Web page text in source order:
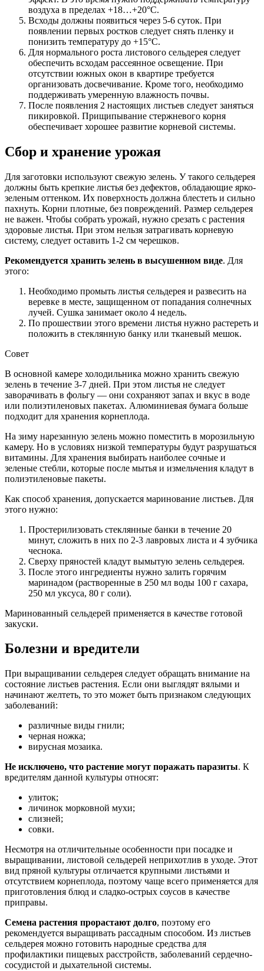
воздуха в пределах +18…+20°C.
Всходы должны появиться через 5-6 суток. При
появлении первых ростков следует снять пленку и
понизить температуру до +15°C.
Для нормального роста листового сельдерея следует
обеспечить всходам рассеянное освещение. При
отсутствии южных окон в квартире требуется
организовать досвечивание. Кроме того, необходимо
поддерживать умеренную влажность почвы.
После появления 2 настоящих листьев следует заняться
пикировкой. Прищипывание стержневого корня
обеспечивает хорошее развитие корневой системы.
Сбор и хранение урожая
Для заготовки используют свежую зелень. У такого сельдерея
должны быть крепкие листья без дефектов, обладающие ярко-
зеленым оттенком. Их поверхность должна блестеть и сильно
пахнуть. Корни плотные, без повреждений. Размер сельдерея
не важен. Чтобы собрать урожай, нужно срезать с растения
здоровые листья. При этом нельзя затрагивать корневую
систему, следует оставить 1-2 см черешков.
Рекомендуется хранить зелень в высушенном виде. Для
этого:
Необходимо промыть листья сельдерея и развесить на
веревке в месте, защищенном от попадания солнечных
лучей. Сушка занимает около 4 недель.
По прошествии этого времени листья нужно растереть и
положить в стеклянную банку или тканевый мешок.
Совет
В основной камере холодильника можно хранить свежую
зелень в течение 3-7 дней. При этом листья не следует
заворачивать в фольгу — они сохраняют запах и вкус в воде
или полиэтиленовых пакетах. Алюминиевая бумага больше
подходит для хранения корнеплода.
На зиму нарезанную зелень можно поместить в морозильную
камеру. Но в условиях низкой температуры будут разрушаться
витамины. Для хранения выбирать наиболее сочные и
зеленые стебли, которые после мытья и измельчения кладут в
полиэтиленовые пакеты.
Как способ хранения, допускается маринование листьев. Для
этого нужно:
Простерилизовать стеклянные банки в течение 20
минут, сложить в них по 2-3 лавровых листа и 4 зубчика
чеснока.
Сверху пряностей кладут вымытую зелень сельдерея.
После этого ингредиенты нужно залить горячим
маринадом (растворенные в 250 мл воды 100 г сахара,
250 мл уксуса, 80 г соли).
Маринованный сельдерей применяется в качестве готовой
закуски.
Болезни и вредители
При выращивании сельдерея следует обращать внимание на
состояние листьев растения. Если они выглядят вялыми и
начинают желтеть, то это может быть признаком следующих
заболеваний:
различные виды гнили;
черная ножка;
вирусная мозаика.
Не исключено, что растение могут поражать паразиты. К
вредителям данной культуры относят:
улиток;
личинок морковной мухи;
слизней;
совки.
Несмотря на отличительные особенности при посадке и
выращивании, листовой сельдерей неприхотлив в уходе. Этот
вид пряной культуры отличается крупными листьями и
отсутствием корнеплода, поэтому чаще всего применяется для
приготовления блюд и сладко-острых соусов в качестве
приправы.
Семена растения прорастают долго, поэтому его
рекомендуется выращивать рассадным способом. Из листьев
сельдерея можно готовить народные средства для
профилактики пищевых расстройств, заболеваний сердечно-
сосудистой и дыхательной системы.